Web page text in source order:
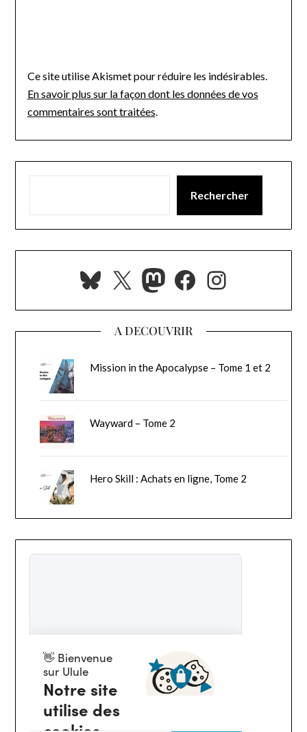
Ce site utilise Akismet pour réduire les indésirables.
En savoir plus sur la façon dont les données de vos
commentaires sont traitées.
Rechercher
Bluesky
X Mastodon
Facebook
A DECOUVRIR
Mission in the Apocalypse – Tome 1 et 2
Wayward – Tome 2
Hero Skill : Achats en ligne, Tome 2